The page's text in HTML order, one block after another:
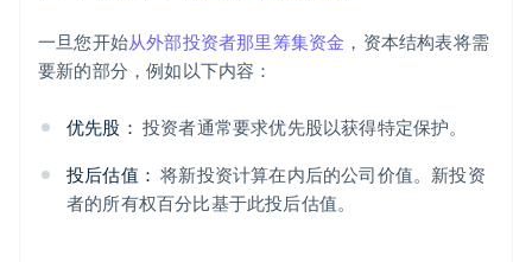
一旦您开始从外部投资者那里筹集资金 ，资本结构表将需
要新的部分，例如以下内容：
优先股： 投资者通常要求优先股以获得特定保护。
投后估值： 将新投资计算在内后的公司价值。新投资
者的所有权百分比基于此投后估值。